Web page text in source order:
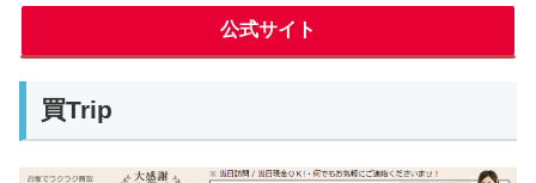
公式サイト
買Trip